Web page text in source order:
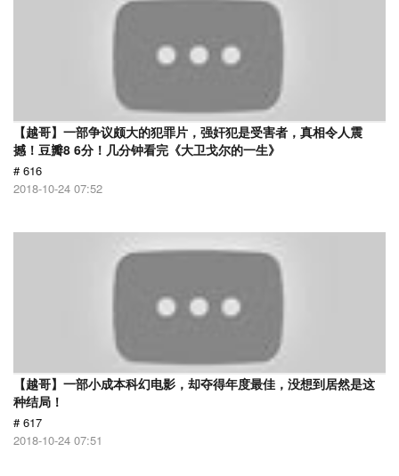
【越哥】一部争议颇大的犯罪片，强奸犯是受害者，真相令人震
撼！豆瓣8 6分！几分钟看完《大卫戈尔的一生》
# 616
2018-10-24 07:52
【越哥】一部小成本科幻电影，却夺得年度最佳，没想到居然是这
种结局！
# 617
2018-10-24 07:51